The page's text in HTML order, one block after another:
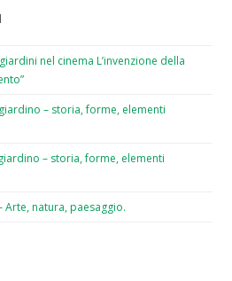
nel cinema L’invenzione della
– storia, forme, elementi
– storia, forme, elementi
Arte, natura, paesaggio.